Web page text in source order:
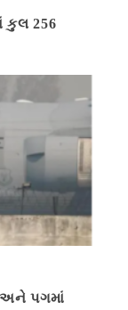
કુલ 256
અને પગમાં